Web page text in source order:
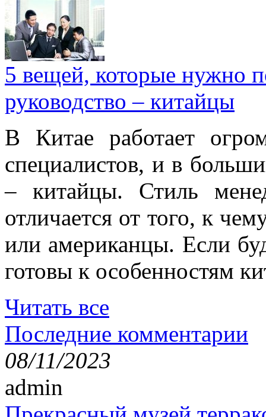
5 вещей, которые нужно
руководство – китайцы
В Китае работает
специалистов, и в
– китайцы. Стиль
отличается от того, к
или американцы. Если
готовы к особенностям
Читать все
Последние комментарии
08/11/2023
admin